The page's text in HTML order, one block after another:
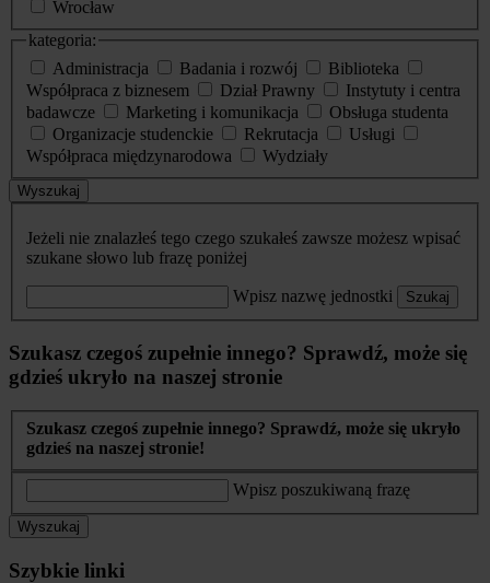
Wrocław
kategoria:
Administracja
Badania i rozwój
Biblioteka
Współpraca z biznesem
Dział Prawny
Instytuty i centra
badawcze
Marketing i komunikacja
Obsługa studenta
Organizacje studenckie
Rekrutacja
Usługi
Współpraca międzynarodowa
Wydziały
Wyszukaj
Jeżeli nie znalazłeś tego czego szukałeś zawsze możesz wpisać
szukane słowo lub frazę poniżej
Wpisz nazwę jednostki Szukaj
Szukasz czegoś zupełnie innego? Sprawdź, może się
gdzieś ukryło na naszej stronie
Szukasz czegoś zupełnie innego? Sprawdź, może się ukryło
gdzieś na naszej stronie!
Wpisz poszukiwaną frazę
Wyszukaj
Szybkie linki